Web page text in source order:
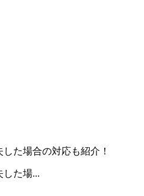
た場合の対応も紹介！
した場...